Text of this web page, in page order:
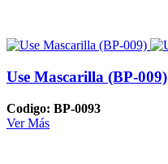
Use Mascarilla (BP-009)
Codigo: BP-0093
Ver Más